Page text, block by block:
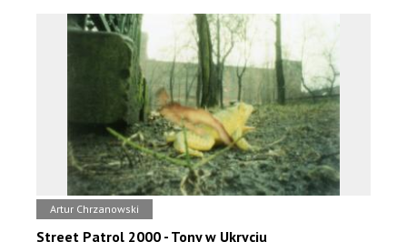
Artur Chrzanowski
Street Patrol 2000 - Tony w Ukryciu